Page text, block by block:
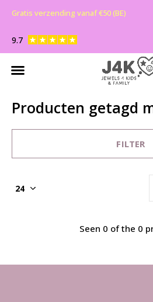
9.7
Gratis verzending vanaf €50 (BE)
Producten getagd
FILTER
Seen 0 of the 0